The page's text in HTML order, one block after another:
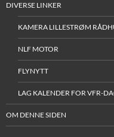
DIVERSE LINKER
KAMERA LILLESTRØM
NLF MOTOR
FLYNYTT
LAG KALENDER FOR VFR-
OM DENNE SIDEN